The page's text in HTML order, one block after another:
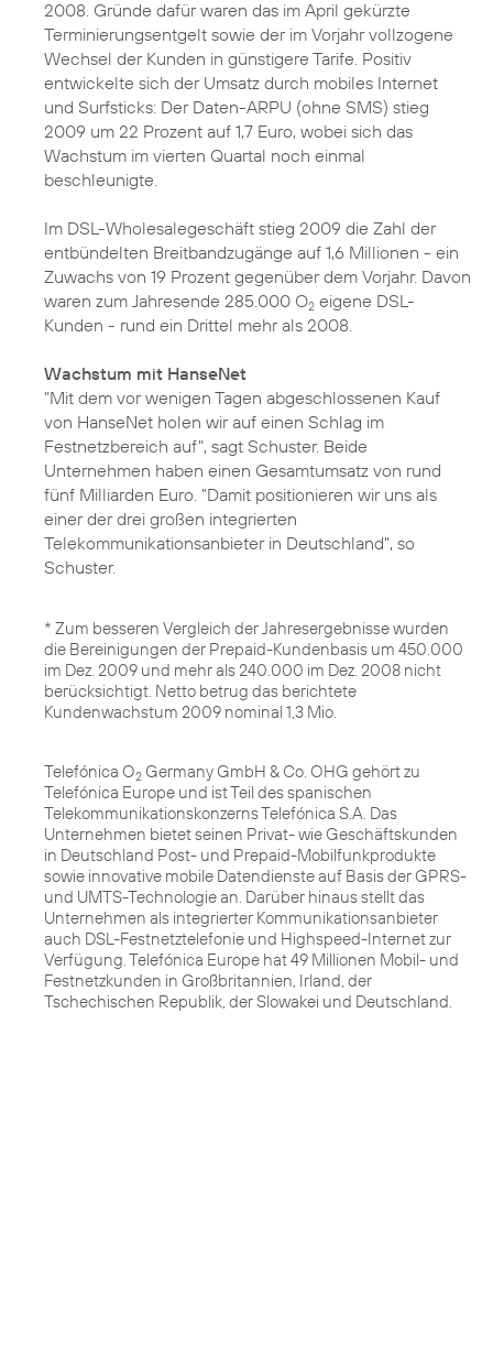
2008. Gründe dafür waren das im April gekürzte
Terminierungsentgelt sowie der im Vorjahr vollzogene
Wechsel der Kunden in günstigere Tarife. Positiv
entwickelte sich der Umsatz durch mobiles Internet
und Surfsticks: Der Daten-ARPU (ohne SMS) stieg
2009 um 22 Prozent auf 1,7 Euro, wobei sich das
Wachstum im vierten Quartal noch einmal
beschleunigte.
Im DSL-Wholesalegeschäft stieg 2009 die Zahl der
entbündelten Breitbandzugänge auf 1,6 Millionen - ein
Zuwachs von 19 Prozent gegenüber dem Vorjahr. Davon
waren zum Jahresende 285.000 O2 eigene DSL-
Kunden - rund ein Drittel mehr als 2008.
Wachstum mit HanseNet
"Mit dem vor wenigen Tagen abgeschlossenen Kauf
von HanseNet holen wir auf einen Schlag im
Festnetzbereich auf", sagt Schuster. Beide
Unternehmen haben einen Gesamtumsatz von rund
fünf Milliarden Euro. "Damit positionieren wir uns als
einer der drei großen integrierten
Telekommunikationsanbieter in Deutschland", so
Schuster.
* Zum besseren Vergleich der Jahresergebnisse wurden
die Bereinigungen der Prepaid-Kundenbasis um 450.000
im Dez. 2009 und mehr als 240.000 im Dez. 2008 nicht
berücksichtigt. Netto betrug das berichtete
Kundenwachstum 2009 nominal 1,3 Mio.
Telefónica O2 Germany GmbH & Co. OHG gehört zu
Telefónica Europe und ist Teil des spanischen
Telekommunikationskonzerns Telefónica S.A. Das
Unternehmen bietet seinen Privat- wie Geschäftskunden
in Deutschland Post- und Prepaid-Mobilfunkprodukte
sowie innovative mobile Datendienste auf Basis der GPRS-
und UMTS-Technologie an. Darüber hinaus stellt das
Unternehmen als integrierter Kommunikationsanbieter
auch DSL-Festnetztelefonie und Highspeed-Internet zur
Verfügung. Telefónica Europe hat 49 Millionen Mobil- und
Festnetzkunden in Großbritannien, Irland, der
Tschechischen Republik, der Slowakei und Deutschland.